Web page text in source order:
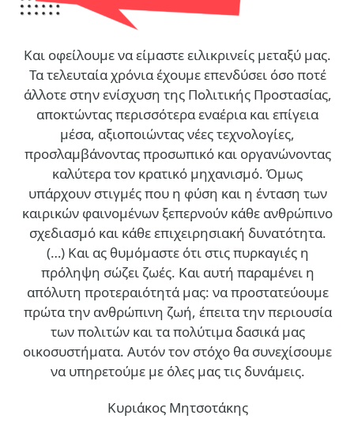
Και οφείλουμε να είμαστε ειλικρινείς μεταξύ μας.
Τα τελευταία χρόνια έχουμε επενδύσει όσο ποτέ
άλλοτε στην ενίσχυση της Πολιτικής Προστασίας,
αποκτώντας περισσότερα εναέρια και επίγεια
μέσα, αξιοποιώντας νέες τεχνολογίες,
προσλαμβάνοντας προσωπικό και οργανώνοντας
καλύτερα τον κρατικό μηχανισμό. Όμως
υπάρχουν στιγμές που η φύση και η ένταση των
καιρικών φαινομένων ξεπερνούν κάθε ανθρώπινο
σχεδιασμό και κάθε επιχειρησιακή δυνατότητα.
(…) Και ας θυμόμαστε ότι στις πυρκαγιές η
πρόληψη σώζει ζωές. Και αυτή παραμένει η
απόλυτη προτεραιότητά μας: να προστατεύουμε
πρώτα την ανθρώπινη ζωή, έπειτα την περιουσία
των πολιτών και τα πολύτιμα δασικά μας
οικοσυστήματα. Αυτόν τον στόχο θα συνεχίσουμε
να υπηρετούμε με όλες μας τις δυνάμεις.
Κυριάκος Μητσοτάκης